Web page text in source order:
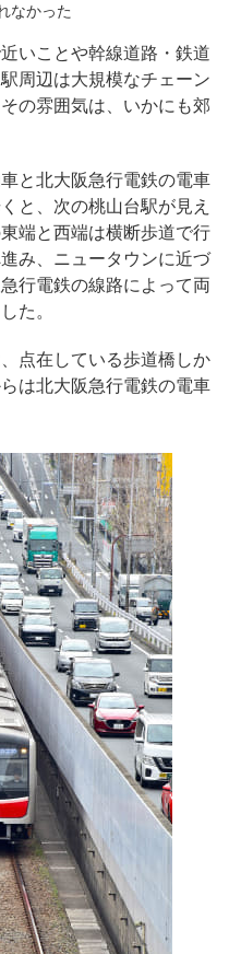
なかった
いことや幹線道路・鉄道
周辺は大規模なチェーン
の雰囲気は、いかにも郊
と北大阪急行電鉄の電車
と、次の桃山台駅が見え
端と西端は横断歩道で行
み、ニュータウンに近づ
行電鉄の線路によって両
た。
点在している歩道橋しか
は北大阪急行電鉄の電車